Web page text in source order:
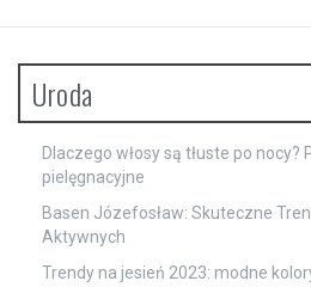
Uroda
Dlaczego włosy są tłuste po nocy?
pielęgnacyjne
Basen Józefosław: Skuteczne
Aktywnych
Trendy na jesień 2023: modne